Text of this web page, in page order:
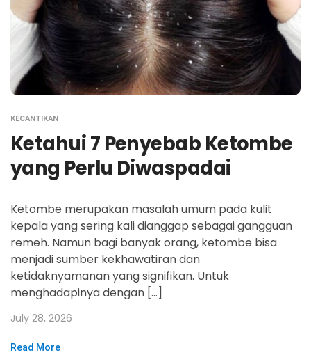
KECANTIKAN
Ketahui 7 Penyebab Ketombe
yang Perlu Diwaspadai
Ketombe merupakan masalah umum pada kulit
kepala yang sering kali dianggap sebagai gangguan
remeh. Namun bagi banyak orang, ketombe bisa
menjadi sumber kekhawatiran dan
ketidaknyamanan yang signifikan. Untuk
menghadapinya dengan […]
July 28, 2026
Read More